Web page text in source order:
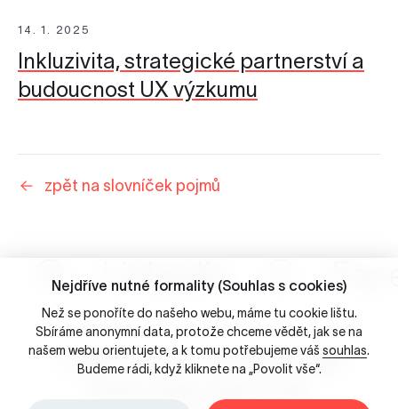
14. 1. 2025
Inkluzivita, strategické partnerství a
budoucnost UX výzkumu
zpět na slovníček pojmů
Linkedin
☺ 2026 Porta Design - Brno, Česká republika
Nejdříve nutné formality (Souhlas s cookies)
Než se ponoříte do našeho webu, máme tu cookie lištu.
Sbíráme anonymní data, protože chceme vědět, jak se na
našem webu orientujete, a k tomu potřebujeme váš souhlas.
Budeme rádi, když kliknete na „Povolit vše“.